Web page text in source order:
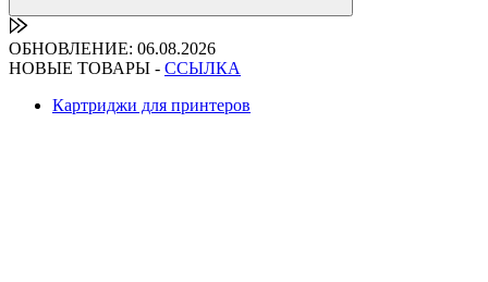
ОБНОВЛЕНИЕ: 06.08.2026
НОВЫЕ ТОВАРЫ - ССЫЛКА
Картриджи для принтеров